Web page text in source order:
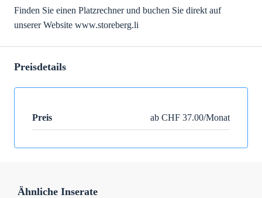
Finden Sie einen Platzrechner und buchen Sie direkt auf
unserer Website www.storeberg.li
Preisdetails
Preis ab CHF 37.00/Monat
Ähnliche Inserate